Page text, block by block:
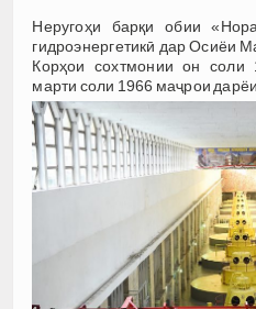
Неругоҳи барқи обии
гидроэнергетикӣ дар Осиёи
Корҳои сохтмонии он соли
марти соли 1966 маҷрои